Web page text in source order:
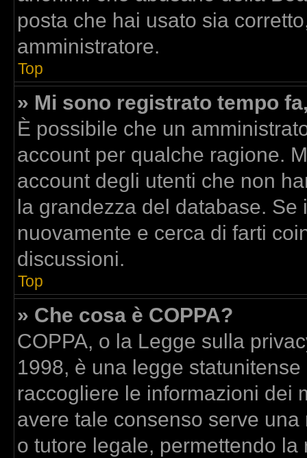
posta che hai usato sia
amministratore.
Top
» Mi sono registrato tempo
È possibile che un
account per qualche ragione.
account degli utenti che non
la grandezza del database. Se
nuovamente e cerca di farti
discussioni.
Top
» Che cosa è COPPA?
COPPA, o la Legge sulla
1998, è una legge
raccogliere le informazioni dei
avere tale consenso serve
o tutore legale, permettendo